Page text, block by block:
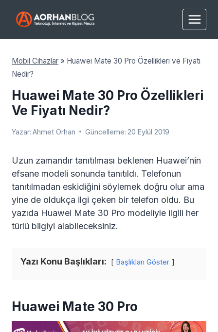
Mobil Cihazlar » Huawei Mate 30 Pro Özellikleri ve Fiyatı
Nedir?
Huawei Mate 30 Pro Özellikleri
Ve Fiyatı Nedir?
Yazar: Ahmet Orhan Güncelleme: 20 Eylül 2019
Uzun zamandır tanıtılması beklenen Huawei’nin
efsane modeli sonunda tanıtıldı. Telefonun
tanıtılmadan eskidiğini söylemek doğru olur ama
yine de oldukça ilgi çeken bir telefon oldu. Bu
yazıda Huawei Mate 30 Pro modeliyle ilgili her
türlü bilgiyi alabileceksiniz.
Yazı Konu Başlıkları: Başlıkları Göster
Huawei Mate 30 Pro